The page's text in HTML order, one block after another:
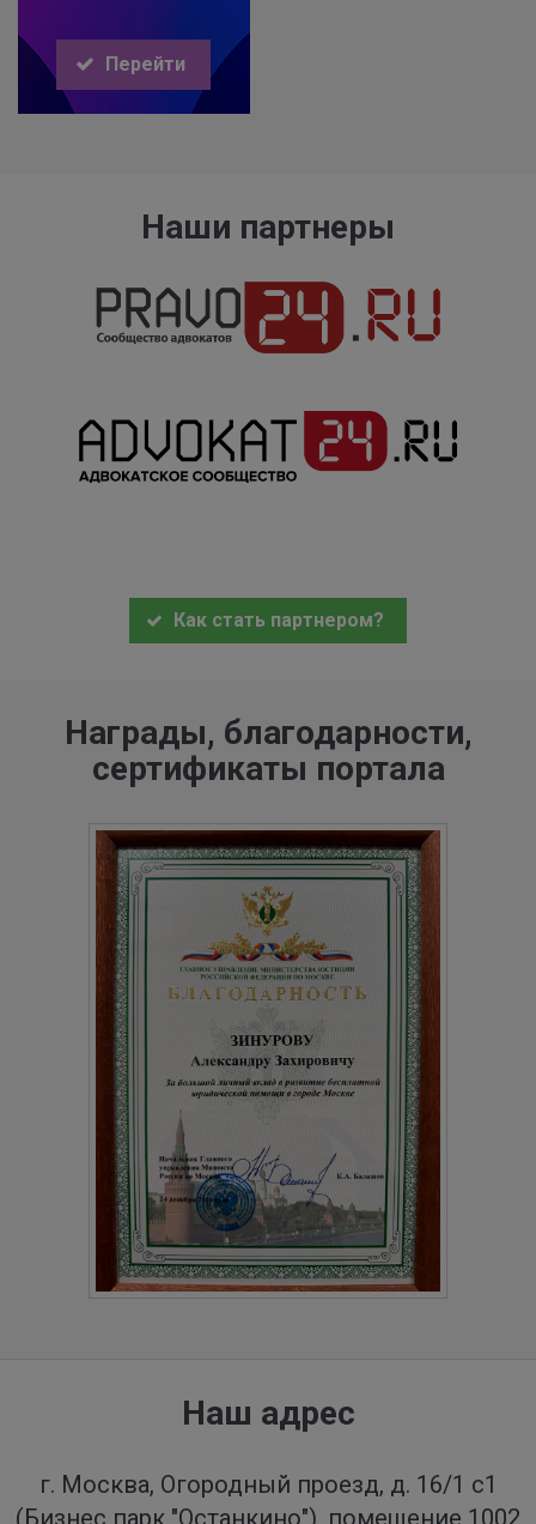
Перейти
Наши партнеры
Как стать партнером?
Награды, благодарности,
сертификаты портала
Наш адрес
г. Москва, Огородный проезд, д. 16/1 с1
(Бизнес парк "Останкино"), помещение 1002